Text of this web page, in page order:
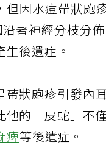
但因水痘帶狀皰
著神經分枝分佈
後遺症。
帶狀皰疹引發內
的「皮蛇」不
痺等後遺症。